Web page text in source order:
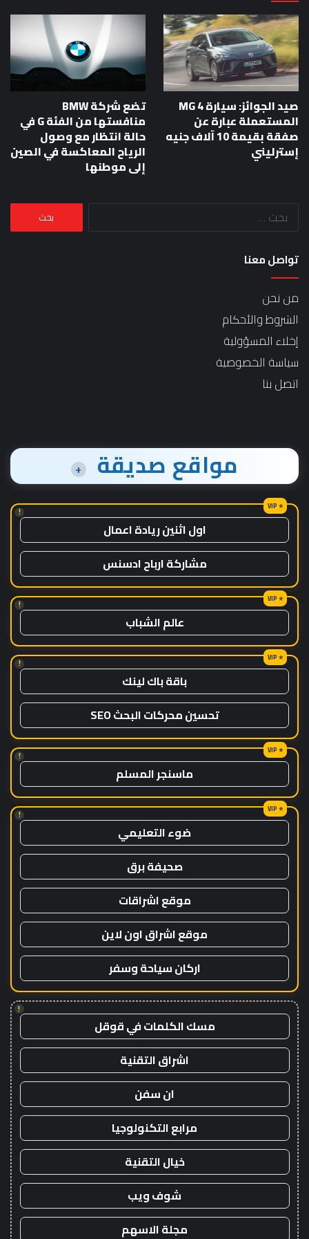
صيد الجوائز: سيارة MG 4
المستعملة عبارة عن
صفقة بقيمة 10 آلاف جنيه
إسترليني
تضع شركة BMW
منافستها من الفئة G في
حالة انتظار مع وصول
الرياح المعاكسة في الصين
إلى موطنها
البحث
تواصل معنا
من نحن
الشروط والأحكام
إخلاء المسؤولية
سياسة الخصوصية
اتصل بنا
مواقع صديقة +
!
اول اثنين ريادة اعمال
مشاركة ارباح ادسنس
!
عالم الشباب
!
باقة باك لينك
تحسين محركات البحث SEO
!
ماسنجر المسلم
!
ضوء التعليمي
صحيفة برق
موقع اشراقات
موقع اشراق اون لاين
اركان سياحة وسفر
!
مسك الكلمات في قوقل
اشراق التقنية
ان سفن
مرابع التكنولوجيا
خيال التقنية
شوف ويب
مجلة الاسهم